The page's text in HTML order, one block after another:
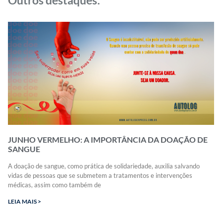
JUNHO VERMELHO: A IMPORTÂNCIA DA DOAÇÃO DE
SANGUE
A doação de sangue, como prática de solidariedade, auxilia salvando
vidas de pessoas que se submetem a tratamentos e intervenções
médicas, assim como também de
LEIA MAIS >